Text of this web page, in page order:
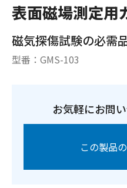
表面磁場測定用
磁気探傷試験の必需
型番： GMS-103
お気軽にお問
この製品